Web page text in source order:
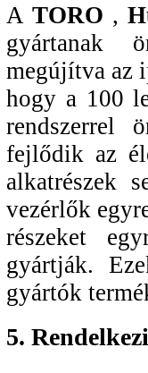
A TORO ,
gyártanak
megújítva az
hogy a 100
rendszerrel
fejlődik az
alkatrészek
vezérlők
részeket
gyártják.
gyártók
5.